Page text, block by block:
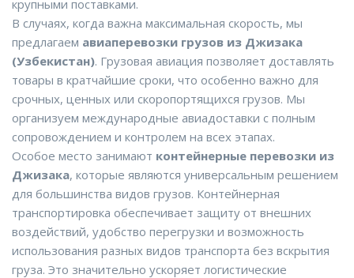
крупными поставками.
В случаях, когда важна максимальная скорость, мы
предлагаем авиаперевозки грузов из Джизака
(Узбекистан). Грузовая авиация позволяет доставлять
товары в кратчайшие сроки, что особенно важно для
срочных, ценных или скоропортящихся грузов. Мы
организуем международные авиадоставки с полным
сопровождением и контролем на всех этапах.
Особое место занимают контейнерные перевозки из
Джизака, которые являются универсальным решением
для большинства видов грузов. Контейнерная
транспортировка обеспечивает защиту от внешних
воздействий, удобство перегрузки и возможность
использования разных видов транспорта без вскрытия
груза. Это значительно ускоряет логистические